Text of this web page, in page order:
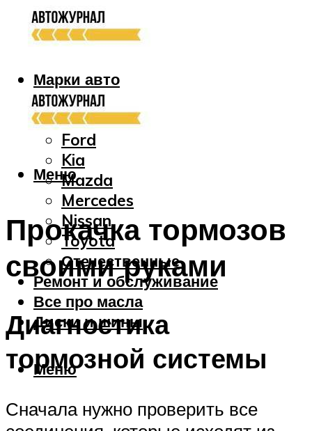
Марки авто
Audi
Bmw
Ford
Kia
Mazda
Mercedes
Nissan
Toyota
Отечественные
Ремонт и обслуживание
Все про масла
Диски и шины
Меню
Меню
Прокачка тормозов
своими руками
Диагностика
тормозной системы
Сначала нужно проверить все